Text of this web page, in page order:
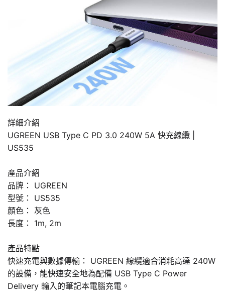
詳細介紹
UGREEN USB Type C PD 3.0 240W 5A 快充線纜 |
US535
產品介紹
品牌： UGREEN
型號： US535
顏色： 灰色
長度： 1m, 2m
產品特點
快速充電與數據傳輸： UGREEN 線纜適合消耗高達 240W
的設備，能快速安全地為配備 USB Type C Power
Delivery 輸入的筆記本電腦充電。